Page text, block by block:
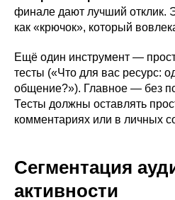
финале дают лучший отклик.
как «крючок», который
Ещё один инструмент —
тесты («Что для вас ресурс:
общение?»). Главное — без
Тесты должны оставлять
комментариях или в личных
Сегментация
активности